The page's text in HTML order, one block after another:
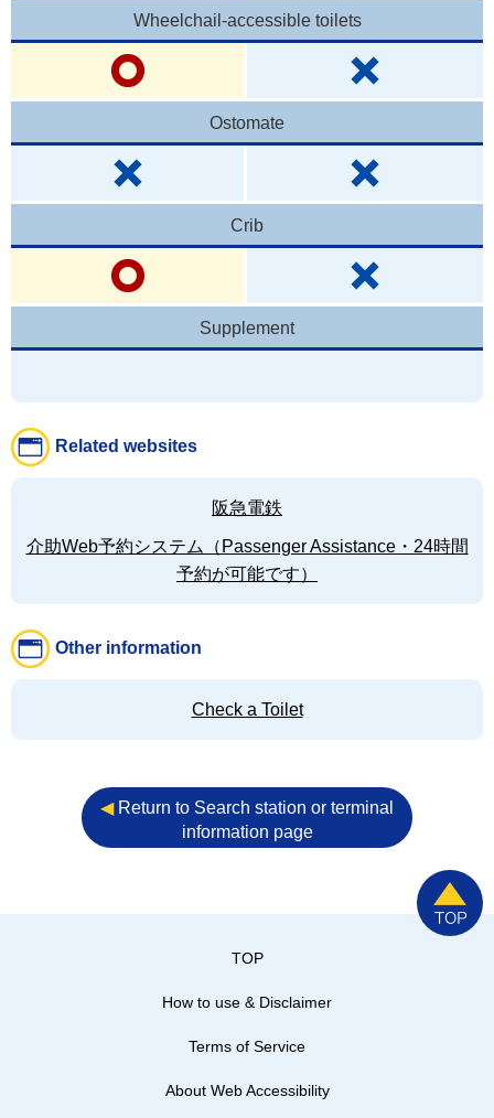
Wheelchail-accessible toilets
Ostomate
Crib
Supplement
Related websites
阪急電鉄
介助Web予約システム（Passenger Assistance・24時間
予約が可能です）
Other information
Check a Toilet
◀︎Return to Search station or terminal
information page
TOP
How to use & Disclaimer
Terms of Service
About Web Accessibility